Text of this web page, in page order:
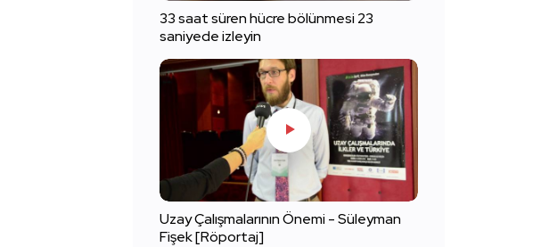
33 saat süren hücre bölünmesi 23
saniyede izleyin
Uzay Çalışmalarının Önemi - Süleyman
Fişek [Röportaj]